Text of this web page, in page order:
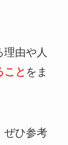
由や人
こと をま
ぜひ参考